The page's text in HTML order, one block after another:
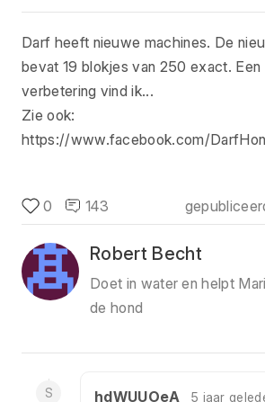
Darf heeft nieuwe machines. De
bevat 19 blokjes van 250 exact. Een
verbetering vind ik...
Zie ook:
https://www.facebook.com/
0 143
Robert Becht
Doet in water en helpt
de hond
S hdWUUOeA 5 jaar